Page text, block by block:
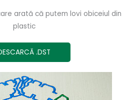
arată că putem lovi obiceiul din
plastic
.DST